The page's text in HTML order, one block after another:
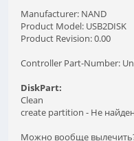
Manufacturer: NAND
Product Model: USB2DISK
Product Revision: 0.00
Controller Part-Number:
DiskPart:
Clean
create partition - Не
Можно вообще